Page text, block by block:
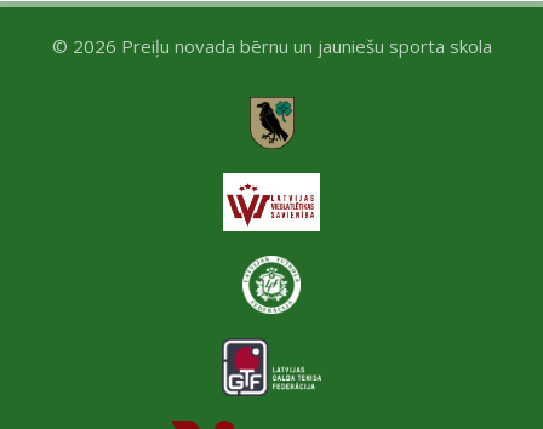
© 2026 Preiļu novada bērnu un jauniešu sporta skola